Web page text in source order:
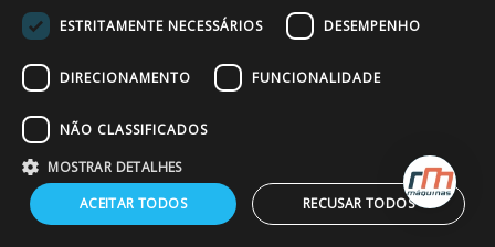
ESTRITAMENTE NECESSÁRIOS
DESEMPENHO
DIRECIONAMENTO FUNCIONALIDADE
NÃO CLASSIFICADOS
MOSTRAR DETALHES
ACEITAR TODOS
RECUSAR TODOS